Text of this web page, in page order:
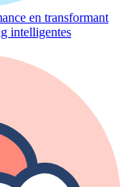
en transformant
intelligentes